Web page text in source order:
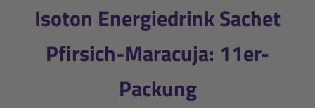
Isoton Energiedrink Sachet
Pfirsich-Maracuja: 11er-
Packung